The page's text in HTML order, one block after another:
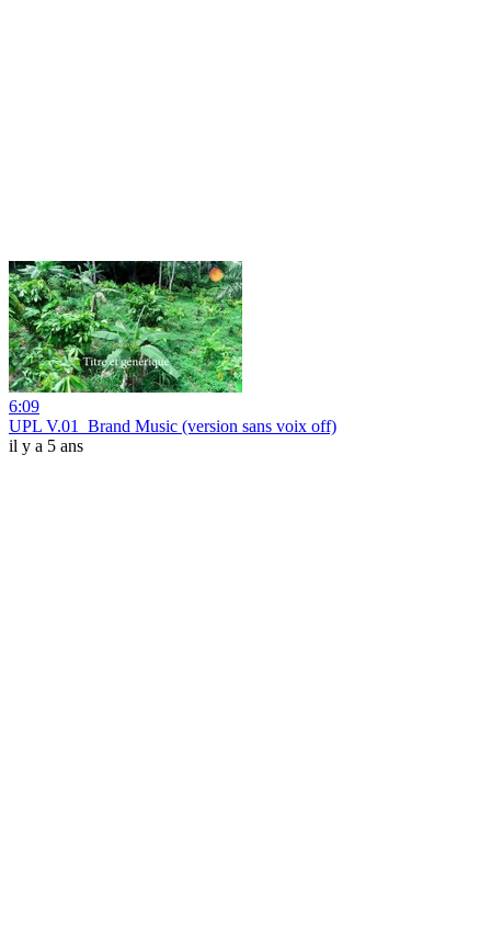
6:09
UPL V.01_Brand Music (version sans voix off)
il y a 5 ans